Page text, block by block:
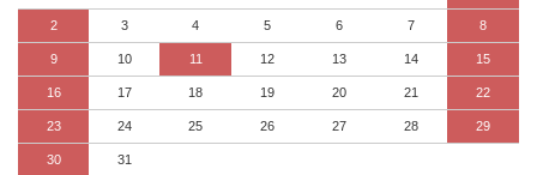
2 3 4 5 6 7 8
9 10 11 12 13 14 15
16 17 18 19 20 21 22
23 24 25 26 27 28 29
30 31